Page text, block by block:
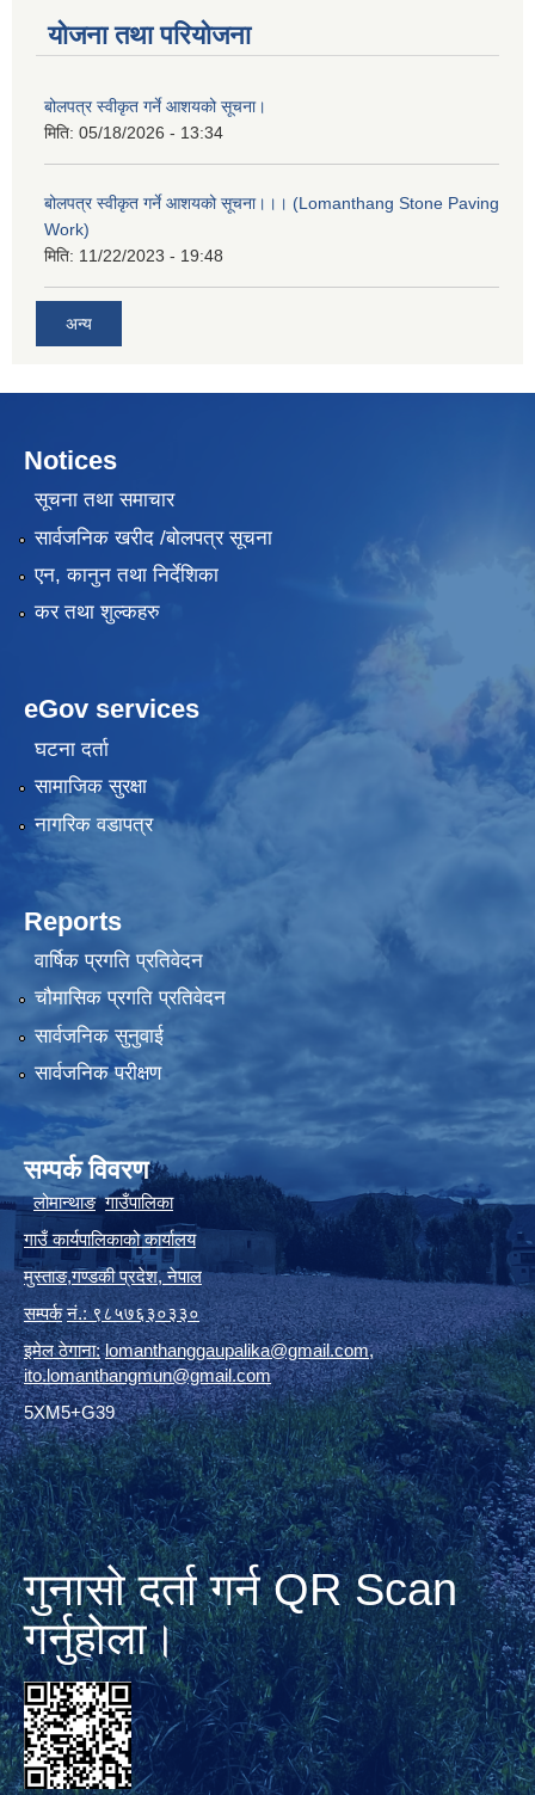
योजना तथा परियोजना
बोलपत्र स्वीकृत गर्ने आशयको सूचना।
मिति: 05/18/2026 - 13:34
बोलपत्र स्वीकृत गर्ने आशयको सूचना।।। (Lomanthang Stone Paving
Work)
मिति: 11/22/2023 - 19:48
अन्य
Notices
सूचना तथा समाचार
सार्वजनिक खरीद /बोलपत्र सूचना
एन, कानुन तथा निर्देशिका
कर तथा शुल्कहरु
eGov services
घटना दर्ता
सामाजिक सुरक्षा
नागरिक वडापत्र
Reports
वार्षिक प्रगति प्रतिवेदन
चौमासिक प्रगति प्रतिवेदन
सार्वजनिक सुनुवाई
सार्वजनिक परीक्षण
सम्पर्क विवरण
लोमान्थाङ गाउँपालिका
गाउँ कार्यपालिकाको कार्यालय
मुस्ताङ,गण्डकी प्रदेश,नेपाल
सम्पर्क नं.: ९८५७६३०३३०
इमेल ठेगाना: lomanthanggaupalika@gmail.com,
ito.lomanthangmun@gmail.com
5XM5+G39
गुनासो दर्ता गर्न QR Scan
गर्नुहोला।